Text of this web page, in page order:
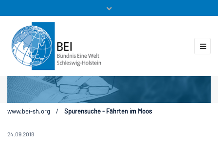
Mitglieder
www.bei-sh.org / Spurensuche - Fährten im Moos
24.09.2018